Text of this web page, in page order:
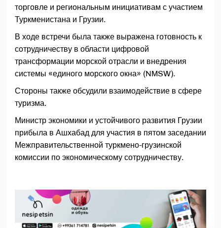
торговле и региональным инициативам с участием
Туркменистана и Грузии.
В ходе встречи была также выражена готовность к
сотрудничеству в области цифровой
трансформации морской отрасли и внедрения
системы «единого морского окна» (NMSW).
Стороны также обсудили взаимодействие в сфере
туризма.
Министр экономики и устойчивого развития Грузии
прибыла в Ашхабад для участия в пятом заседании
Межправительственной туркмено-грузинской
комиссии по экономическому сотрудничеству.